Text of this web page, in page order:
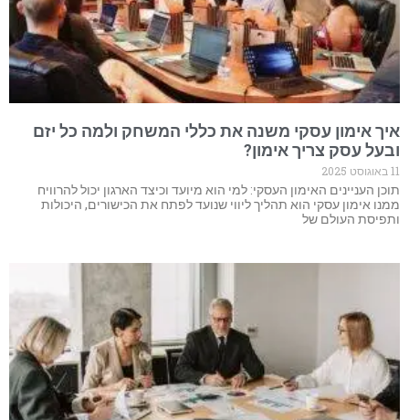
איך אימון עסקי משנה את כללי המשחק ולמה כל יזם
ובעל עסק צריך אימון?
11 באוגוסט 2025
תוכן העניינים האימון העסקי: למי הוא מיועד וכיצד הארגון יכול להרוויח
ממנו אימון עסקי הוא תהליך ליווי שנועד לפתח את הכישורים, היכולות
ותפיסת העולם של